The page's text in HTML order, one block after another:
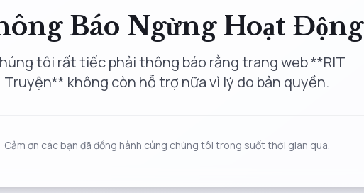
Báo Ngừng Hoạt Động
tôi rất tiếc phải thông báo rằng trang web **RIT
Truyện** không còn hỗ trợ nữa vì lý do bản quyền.
Cảm ơn các bạn đã đồng hành cùng chúng tôi trong suốt thời gian qua.